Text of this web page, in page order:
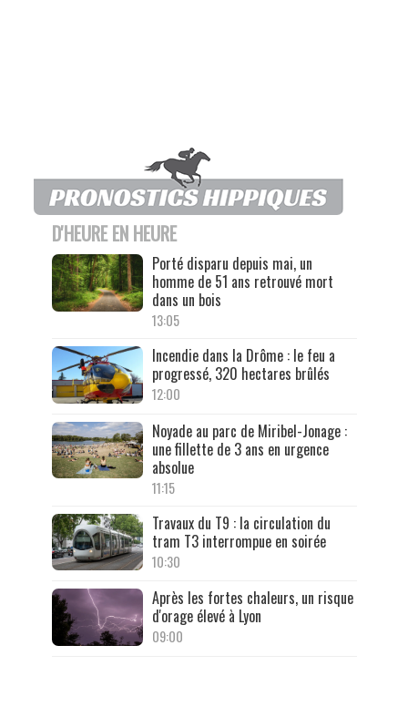
D'HEURE EN HEURE
Porté disparu depuis mai, un
homme de 51 ans retrouvé mort
dans un bois
13:05
Incendie dans la Drôme : le feu a
progressé, 320 hectares brûlés
12:00
Noyade au parc de Miribel-Jonage :
une fillette de 3 ans en urgence
absolue
11:15
Travaux du T9 : la circulation du
tram T3 interrompue en soirée
10:30
Après les fortes chaleurs, un risque
d'orage élevé à Lyon
09:00